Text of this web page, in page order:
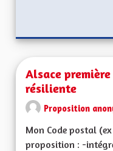
Alsace
résiliente
Proposition
Mon Code postal
proposition : -